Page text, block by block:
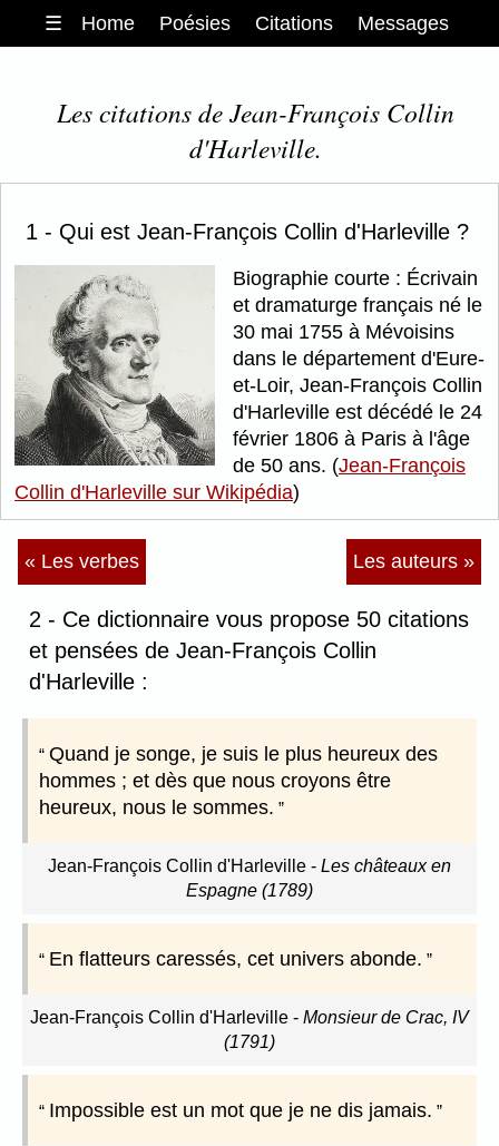
☰ Home Poésies Citations Messages
Les citations de Jean-François Collin
d'Harleville.
1 - Qui est Jean-François Collin d'Harleville ?
Biographie courte : Écrivain
et dramaturge français né le
30 mai 1755 à Mévoisins
dans le département d'Eure-
et-Loir, Jean-François Collin
d'Harleville est décédé le 24
février 1806 à Paris à l'âge
de 50 ans. (Jean-François
Collin d'Harleville sur Wikipédia)
« Les verbes Les auteurs »
2 - Ce dictionnaire vous propose 50 citations
et pensées de Jean-François Collin
d'Harleville :
Quand je songe, je suis le plus heureux des
hommes ; et dès que nous croyons être
heureux, nous le sommes.
Jean-François Collin d'Harleville - Les châteaux en
Espagne (1789)
En flatteurs caressés, cet univers abonde.
Jean-François Collin d'Harleville - Monsieur de Crac, IV
(1791)
Impossible est un mot que je ne dis jamais.